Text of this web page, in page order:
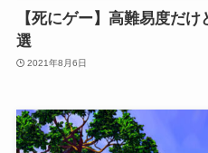
【死にゲー】高難易度だ
選
2021年8月6日